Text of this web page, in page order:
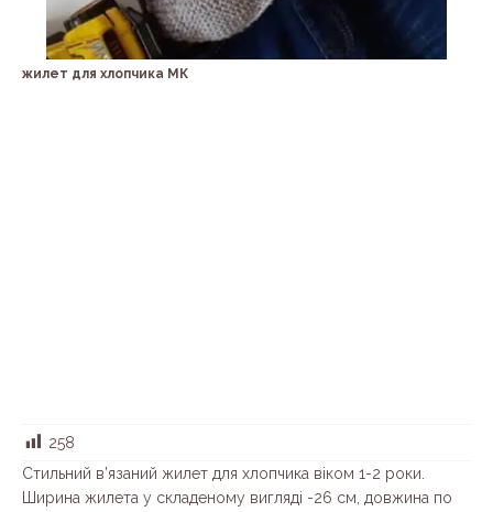
жилет для хлопчика МК
258
Стильний в’язаний жилет для хлопчика віком 1-2 роки.
Ширина жилета у складеному вигляді -26 см, довжина по